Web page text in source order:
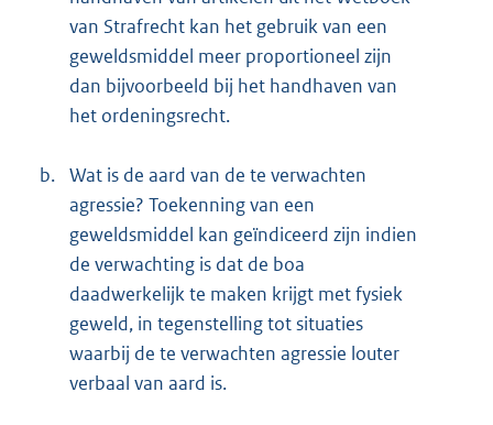
van Strafrecht kan het gebruik van een
geweldsmiddel meer proportioneel zijn
dan bijvoorbeeld bij het handhaven van
het ordeningsrecht.
b. Wat is de aard van de te verwachten
agressie? Toekenning van een
geweldsmiddel kan geïndiceerd zijn indien
de verwachting is dat de boa
daadwerkelijk te maken krijgt met fysiek
geweld, in tegenstelling tot situaties
waarbij de te verwachten agressie louter
verbaal van aard is.